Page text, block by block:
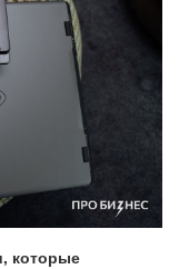
которые